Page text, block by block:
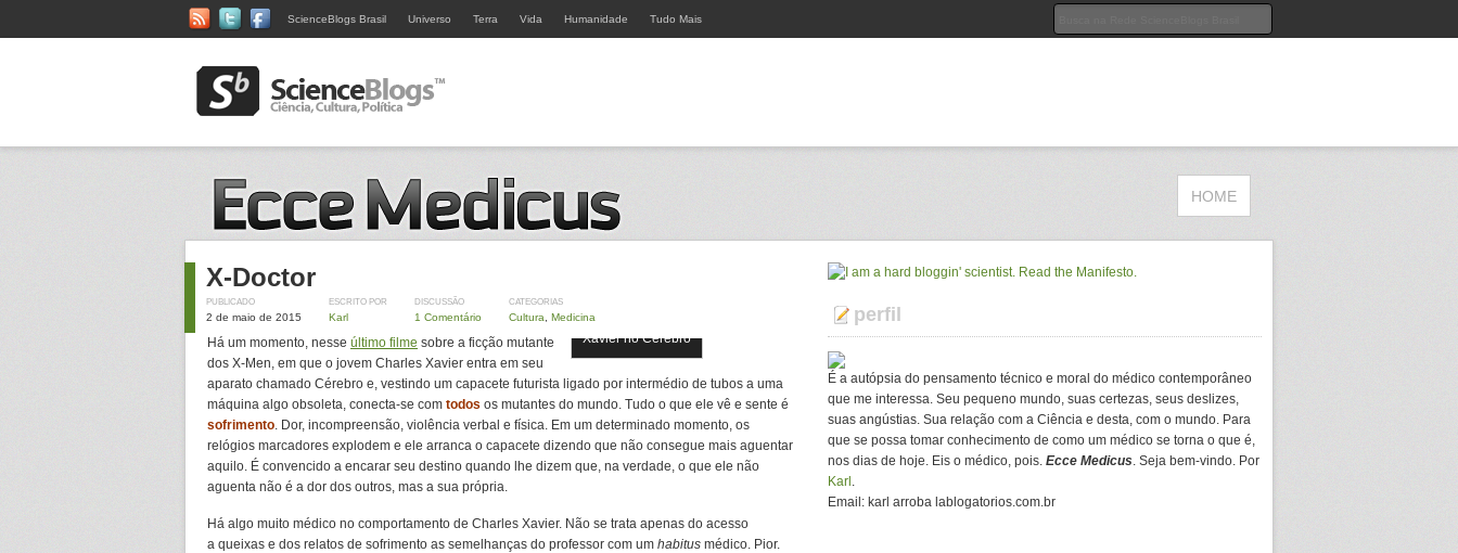
ScienceBlogs Brasil Universo Terra Vida Humanidade Tudo Mais
HOME
X-Doctor
PUBLICADO
2 de maio de 2015
ESCRITO POR
Karl
DISCUSSÃO
1 Comentário
CATEGORIAS
Cultura Medicina
Xavier no Cérebro
Há um momento, nesse último filme sobre a ficção mutante
dos X-Men, em que o jovem Charles Xavier entra em seu
aparato chamado Cérebro e, vestindo um capacete futurista ligado por intermédio de tubos a uma
máquina algo obsoleta, conecta-se com todos os mutantes do mundo. Tudo o que ele vê e sente é
sofrimento. Dor, incompreensão, violência verbal e física. Em um determinado momento, os
relógios marcadores explodem e ele arranca o capacete dizendo que não consegue mais aguentar
aquilo. É convencido a encarar seu destino quando lhe dizem que, na verdade, o que ele não
aguenta não é a dor dos outros, mas a sua própria.
Há algo muito médico no comportamento de Charles Xavier. Não se trata apenas do acesso
a queixas e dos relatos de sofrimento as semelhanças do professor com um habitus médico. Pior.
perfil
É a autópsia do pensamento técnico e moral do médico contemporâneo
que me interessa. Seu pequeno mundo, suas certezas, seus deslizes,
suas angústias. Sua relação com a Ciência e desta, com o mundo. Para
que se possa tomar conhecimento de como um médico se torna o que é,
nos dias de hoje. Eis o médico, pois. Ecce Medicus. Seja bem-vindo. Por
Karl .
Email: karl arroba lablogatorios.com.br